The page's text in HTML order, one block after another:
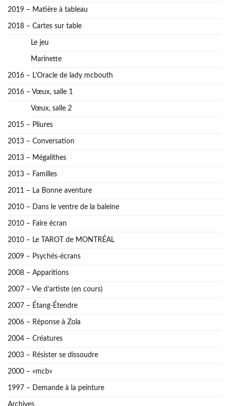
2019 – Matière à tableau
2018 – Cartes sur table
Le jeu
Marinette
2016 – L’Oracle de lady mcbouth
2016 – Vœux, salle 1
Vœux, salle 2
2015 – Pliures
2013 – Conversation
2013 – Mégalithes
2013 – Familles
2011 – La Bonne aventure
2010 – Dans le ventre de la baleine
2010 – Faire écran
2010 – Le TAROT de MONTRÉAL
2009 – Psychés-écrans
2008 – Apparitions
2007 – Vie d’artiste (en cours)
2007 – Étang-Étendre
2006 – Réponse à Zola
2004 – Créatures
2003 – Résister se dissoudre
2000 – «mcb»
1997 – Demande à la peinture
Archives